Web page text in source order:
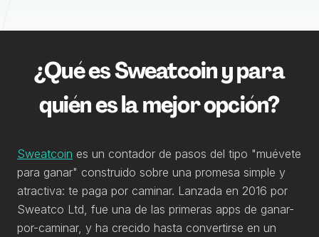
¿Qué es Sweatcoin y para
quién es la mejor opción?
Sweatcoin es un contador de pasos del tipo "muévete
para ganar" construido sobre una promesa simple y
atractiva: te paga por caminar. Lanzada en 2016 por
Sweatco Ltd, fue una de las primeras apps de ganar-
por-caminar, y ha crecido hasta convertirse en un